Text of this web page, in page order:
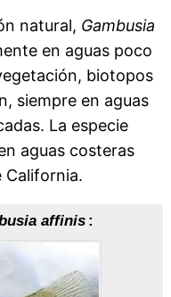
natural, Gambusia
en aguas poco
biotopos
siempre en aguas
La especie
aguas costeras
California.
affinis: